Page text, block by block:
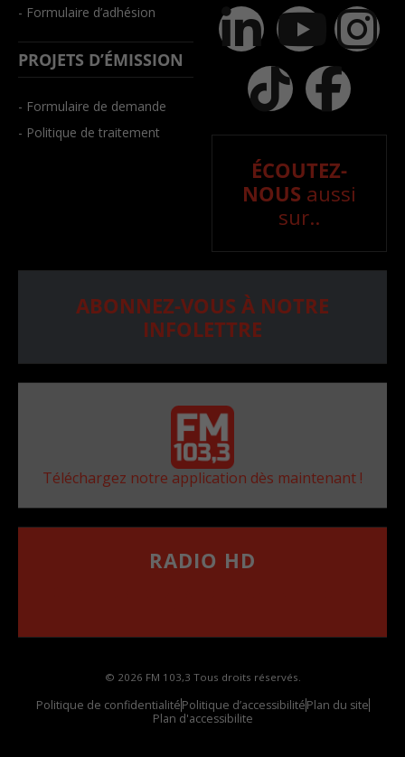
- Formulaire d’adhésion
PROJETS D’ÉMISSION
- Formulaire de demande
- Politique de traitement
ÉCOUTEZ-
NOUS aussi
sur..
ABONNEZ-VOUS À NOTRE
INFOLETTRE
Téléchargez notre application dès maintenant !
RADIO HD
© 2026 FM 103,3 Tous droits réservés.
Politique de confidentialitéPolitique d’accessibilitéPlan du site
Plan d'accessibilite